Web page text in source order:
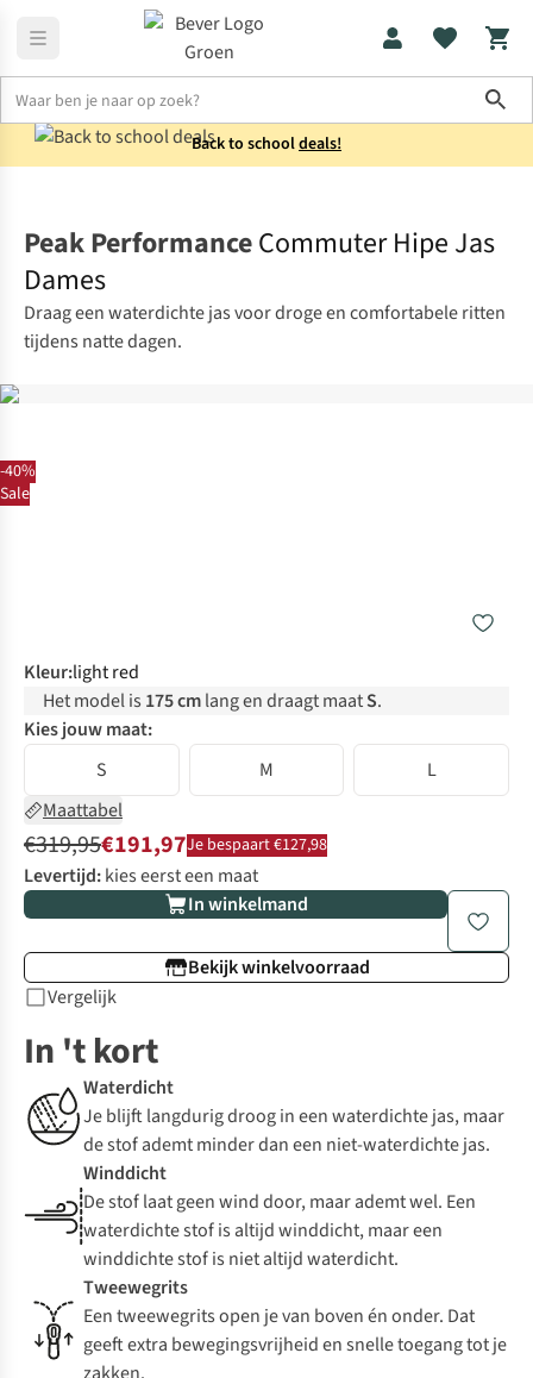
Back to schooldeals!
-40%
Sale
Peak PerformanceCommuter Hipe Jas
Dames
Draag een waterdichte jas voor droge en comfortabele ritten
tijdens natte dagen.
Kleur:light red
Het model is 175 cmlang en draagt maatS.
Kies jouw maat:
S
M
L
Maattabel
€319,95€191,97Je bespaart €127,98
Levertijd:kies eerst een maat
In winkelmand
Bekijk winkelvoorraad
Vergelijk
In 't kort
Waterdicht
Je blijft langdurig droog in een waterdichte jas, maar
de stof ademt minder dan een niet-waterdichte jas.
Winddicht
De stof laat geen wind door, maar ademt wel. Een
waterdichte stof is altijd winddicht, maar een
winddichte stof is niet altijd waterdicht.
Tweewegrits
Een tweewegrits open je van boven én onder. Dat
geeft extra bewegingsvrijheid en snelle toegang tot je